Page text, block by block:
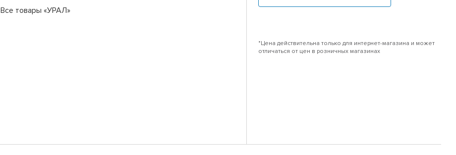
Все товары «УРАЛ»
*Цена действительна только для интернет-магазина и может
отличаться от цен в розничных магазинах